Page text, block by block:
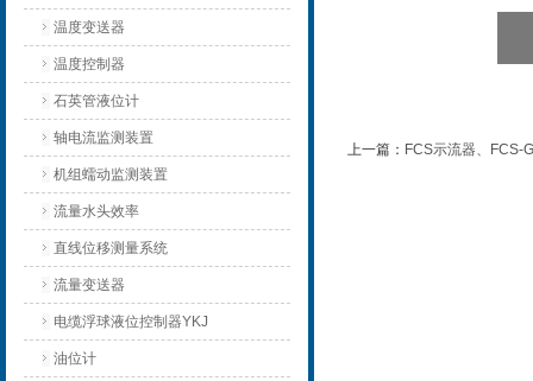
温度变送器
温度控制器
石英管液位计
轴电流监测装置
机组蠕动监测装置
流量水头效率
直线位移测量系统
流量变送器
电缆浮球液位控制器YKJ
油位计
上一篇： FCS示流器、FCS-